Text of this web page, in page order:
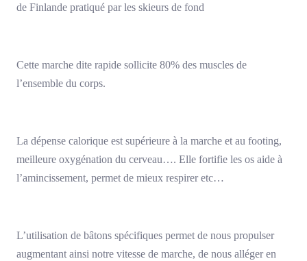
de Finlande pratiqué par les skieurs de fond
Cette marche dite rapide sollicite 80% des muscles de
l’ensemble du corps.
La dépense calorique est supérieure à la marche et au footing,
meilleure oxygénation du cerveau…. Elle fortifie les os aide à
l’amincissement, permet de mieux respirer etc…
L’utilisation de bâtons spécifiques permet de nous propulser
augmentant ainsi notre vitesse de marche, de nous alléger en